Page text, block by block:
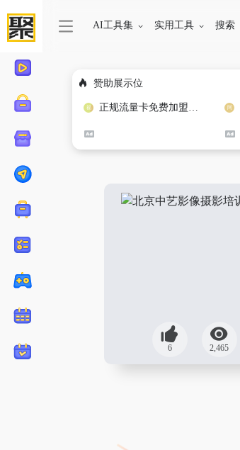
AI工具集 实用工具 搜索
赞助展示位
正规流量卡免费加盟合作
6 2,465